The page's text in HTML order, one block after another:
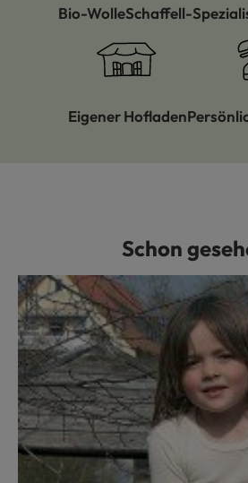
Bio-WolleSchaffell-
Eigener Hofladen
Produktgalerie überspringen
Schon